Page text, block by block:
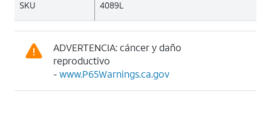
SKU 4089L
ADVERTENCIA: cáncer y daño
reproductivo
-www.P65Warnings.ca.gov